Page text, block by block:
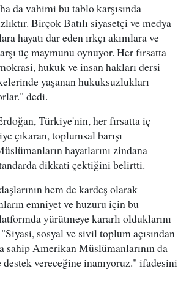
da vahimi bu tablo karşısında
Birçok Batılı siyasetçi ve medya
hayatı dar eden ırkçı akımlara ve
üç maymunu oynuyor. Her fırsatta
hukuk ve insan hakları dersi
yaşanan hukuksuzlukları
dedi.
Türkiye'nin, her fırsatta iç
çıkaran, toplumsal barışı
hayatlarını zindana
dikkati çektiğini belirtti.
hem de kardeş olarak
emniyet ve huzuru için bu
yürütmeye kararlı olduklarını
sosyal ve sivil toplum açısından
sahip Amerikan Müslümanlarının da
vereceğine inanıyoruz." ifadesini